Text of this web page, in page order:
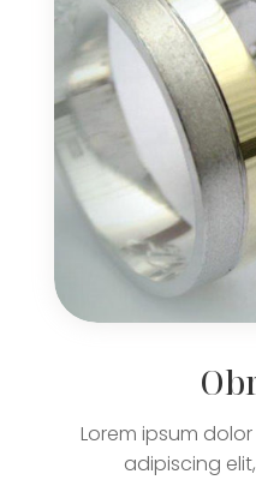
Lorem ipsum
adipiscing